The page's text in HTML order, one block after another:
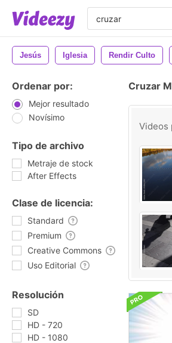
Jesús Iglesia Rendir Culto
Ordenar por:
Mejor resultado
Novísimo
Tipo de archivo
Metraje de stock
After Effects
Clase de licencia:
Standard
Premium
Creative Commons
Uso Editorial
Resolución
SD
HD - 720
HD - 1080
Cruzar
Videos